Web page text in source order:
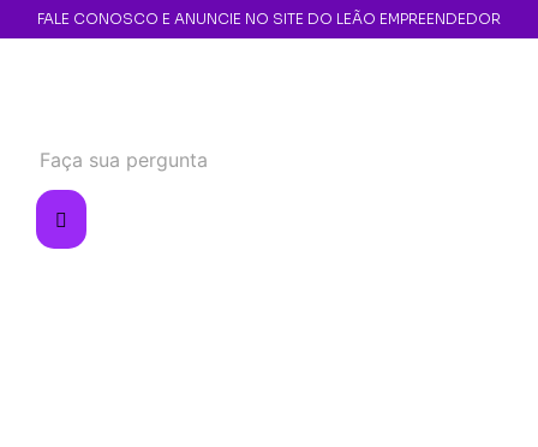
FALE CONOSCO E ANUNCIE NO SITE DO LEÃO EMPREENDEDOR